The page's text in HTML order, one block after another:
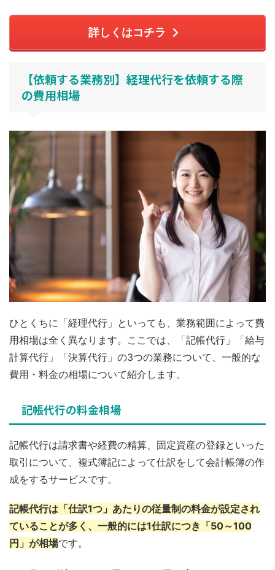
詳しくはコチラ
【依頼する業務別】経理代行を依頼する際
の費用相場
ひとくちに「経理代行」といっても、業務範囲によって費
用相場は全く異なります。ここでは、「記帳代行」「給与
計算代行」「決算代行」の3つの業務について、一般的な
費用・料金の相場について紹介します。
記帳代行の料金相場
記帳代行は請求書や経費の精算、固定資産の登録といった
取引について、複式簿記によって仕訳をして会計帳簿の作
成をするサービスです。
記帳代行は「仕訳1つ」あたりの従量制の料金が設定され
ていることが多く、一般的には1仕訳につき「50～100
円」が相場です。